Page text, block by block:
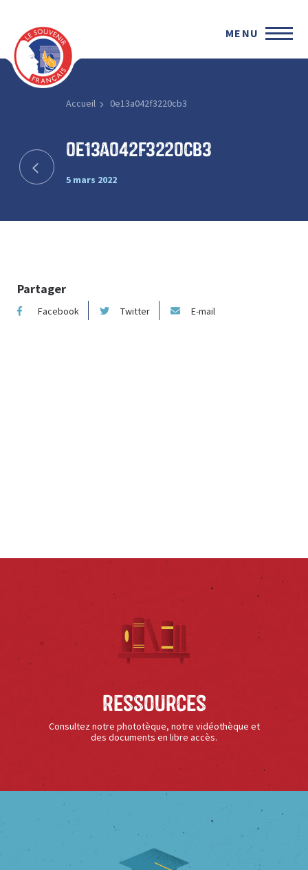
MENU
Accueil 0e13a042f3220cb3
0e13a042f3220cb3
5 mars 2022
Partager
Facebook Twitter E-mail
Ressources
Consultez notre phototèque, notre vidéothèque et
des documents en libre accès.